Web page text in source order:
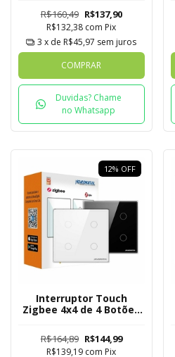
R$160,49 R$137,90
R$132,38 com Pix
3 x de R$45,97 sem juros
COMPRAR
Duvidas? Chame
no Whatsapp
12% OFF
Interruptor Touch
Zigbee 4x4 de 4 Botões
R$164,89 R$144,99
R$139,19 com Pix